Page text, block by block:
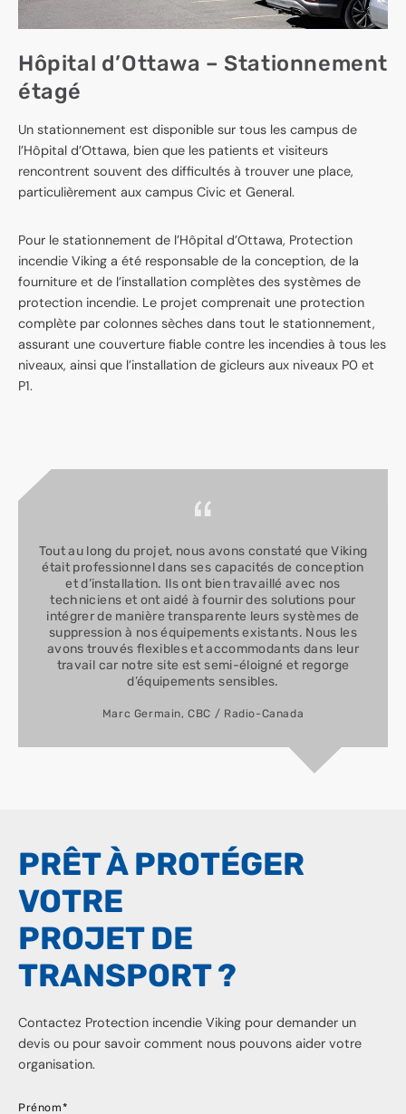
Hôpital d’Ottawa – Stationnement
étagé
Un stationnement est disponible sur tous les campus de
l’Hôpital d’Ottawa, bien que les patients et visiteurs
rencontrent souvent des difficultés à trouver une place,
particulièrement aux campus Civic et General.
Pour le stationnement de l’Hôpital d’Ottawa, Protection
incendie Viking a été responsable de la conception, de la
fourniture et de l’installation complètes des systèmes de
protection incendie. Le projet comprenait une protection
complète par colonnes sèches dans tout le stationnement,
assurant une couverture fiable contre les incendies à tous les
niveaux, ainsi que l’installation de gicleurs aux niveaux P0 et
P1.
Tout au long du projet, nous avons constaté que Viking
était professionnel dans ses capacités de conception
et d’installation. Ils ont bien travaillé avec nos
techniciens et ont aidé à fournir des solutions pour
intégrer de manière transparente leurs systèmes de
suppression à nos équipements existants. Nous les
avons trouvés flexibles et accommodants dans leur
travail car notre site est semi-éloigné et regorge
d’équipements sensibles.
Marc Germain, CBC / Radio-Canada
PRÊT À PROTÉGER
VOTRE
PROJET DE
TRANSPORT ?
Contactez Protection incendie Viking pour demander un
devis ou pour savoir comment nous pouvons aider votre
organisation.
Prénom*